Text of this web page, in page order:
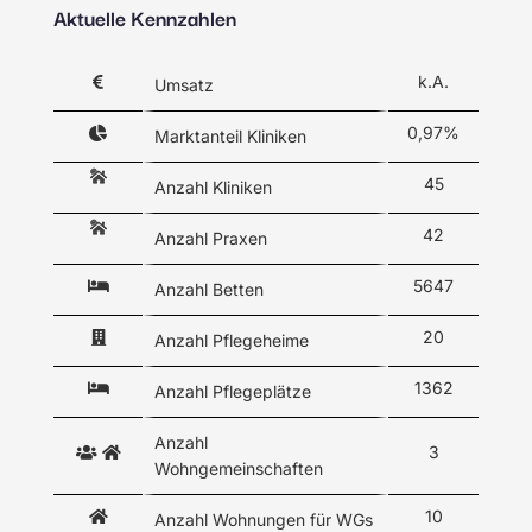
Aktuelle Kennzahlen
Umsatz k.A.
Marktanteil Kliniken 0,97%
Anzahl Kliniken 45
Anzahl Praxen 42
Anzahl Betten 5647
Anzahl Pflegeheime 20
Anzahl Pflegeplätze 1362
Anzahl
Wohngemeinschaften
3
Anzahl Wohnungen für WGs 10